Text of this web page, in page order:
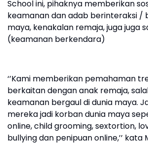
School ini, pihaknya memberikan
keamanan dan adab berinteraksi /
maya, kenakalan remaja, juga juga
(keamanan berkendara)
‘’Kami memberikan pemahaman
berkaitan dengan anak remaja,
keamanan bergaul di dunia maya.
mereka jadi korban dunia maya
online, child grooming, sextortion,
bullying dan penipuan online,’’ kata